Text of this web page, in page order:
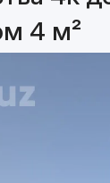
4 м²